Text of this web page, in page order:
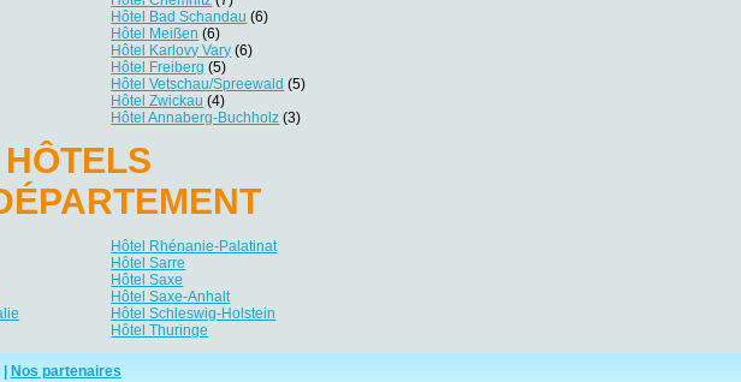
Hôtel Bad Schandau (6)
Hôtel Meißen (6)
Hôtel Karlovy Vary (6)
Hôtel Freiberg (5)
Hôtel Vetschau/Spreewald (5)
Hôtel Zwickau (4)
Hôtel Annaberg-Buchholz (3)
Hôtel Rhénanie-Palatinat
Hôtel Sarre
Hôtel Saxe
Hôtel Saxe-Anhalt
Hôtel Schleswig-Holstein
Hôtel Thuringe
| Nos partenaires